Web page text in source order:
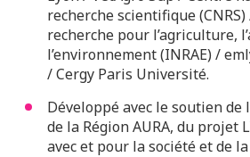
recherche scientifique
recherche pour l’agriculture,
l’environnement (INRAE) /
/ Cergy Paris Université.
Développé avec le soutien de
de la Région AURA, du projet
avec et pour la société et de la